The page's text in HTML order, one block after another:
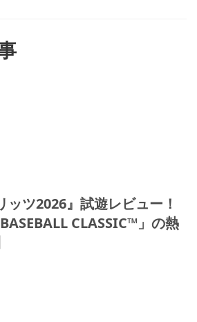
ッツ2026』試遊レビュー！
CLASSIC™」の熱